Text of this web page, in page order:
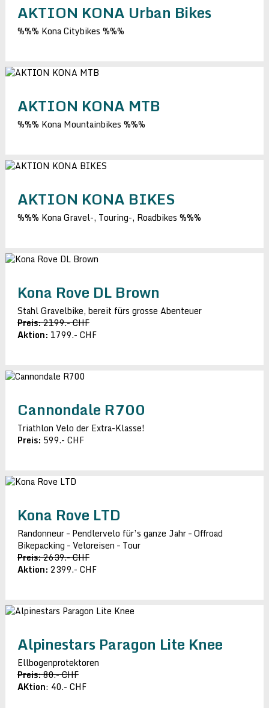
AKTION KONA Urban Bikes
%%% Kona Citybikes %%%
AKTION KONA MTB
%%% Kona Mountainbikes %%%
AKTION KONA BIKES
%%% Kona Gravel-, Touring-, Roadbikes %%%
Kona Rove DL Brown
Stahl Gravelbike, bereit fürs grosse Abenteuer
Preis:2199.- CHF
Aktion: 1799.- CHF
Cannondale R700
Triathlon Velo der Extra-Klasse!
Preis: 599.- CHF
Kona Rove LTD
Randonneur – Pendlervelo für’s ganze Jahr – Offroad
Bikepacking – Veloreisen – Tour
Preis:2639.- CHF
Aktion: 2399.- CHF
Alpinestars Paragon Lite Knee
Ellbogenprotektoren
Preis:80.- CHF
AKtion: 40.- CHF